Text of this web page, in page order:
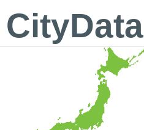
CityData